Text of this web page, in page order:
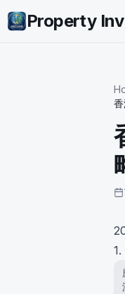
Property